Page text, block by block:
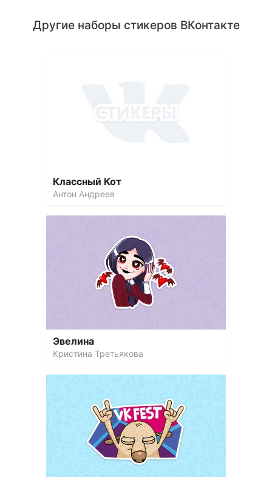
Другие наборы стикеров ВКонтакте
Классный Кот
Антон Андреев
Эвелина
Кристина Третьякова